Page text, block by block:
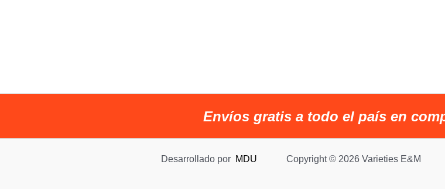
Envíos gratis a todo el país en
Desarrollado por MDU Copyright © 2026 Varieties E&M